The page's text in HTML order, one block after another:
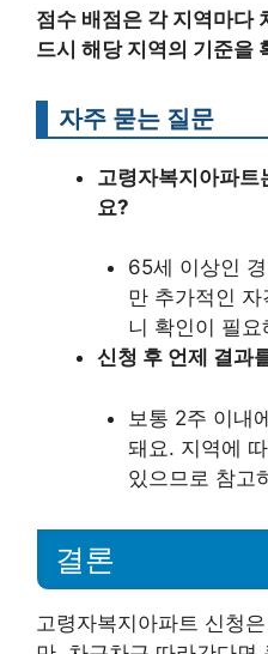
점수 배점은 각 지역마다
드시 해당 지역의 기준을
자주 묻는 질문
고령자복지아파트
요?
65세 이상인
만 추가적인
니 확인이 필요
신청 후 언제 결과
보통 2주 이내
돼요. 지역에
있으므로 참고
결론
고령자복지아파트 신청